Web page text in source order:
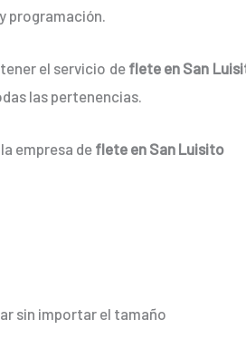
programación.
el servicio deflete en San
las pertenencias.
empresa de flete en San Luisito
sin importar el tamaño